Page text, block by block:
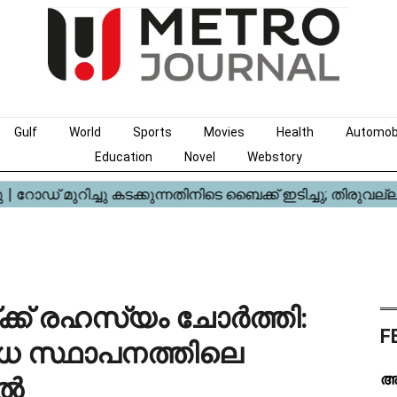
Gulf World Sports Movies Health
Education
Novel Webstory
രഹസ്യം ചോർത്തി:
സ്ഥാപനത്തിലെ